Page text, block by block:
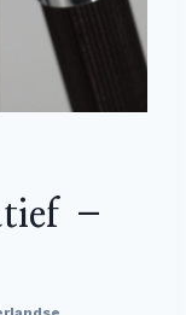
–